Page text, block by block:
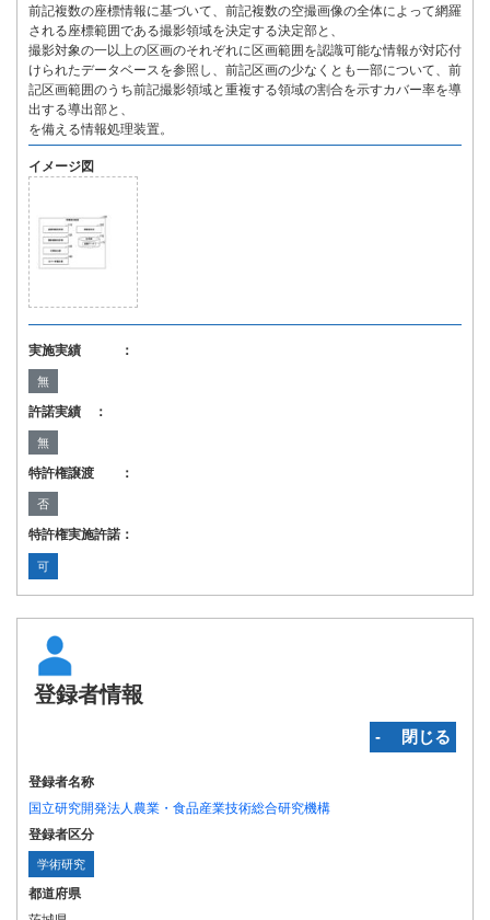
前記複数の座標情報に基づいて、前記複数の空撮画像の全体によって網羅
される座標範囲である撮影領域を決定する決定部と、
撮影対象の一以上の区画のそれぞれに区画範囲を認識可能な情報が対応付
けられたデータベースを参照し、前記区画の少なくとも一部について、前
記区画範囲のうち前記撮影領域と重複する領域の割合を示すカバー率を導
出する導出部と、
を備える情報処理装置。
イメージ図
実施実績 ：
無
許諾実績 ：
無
特許権譲渡 ：
否
特許権実施許諾：
可
登録者情報
‐ 閉じる
登録者名称
国立研究開発法人農業・食品産業技術総合研究機構
登録者区分
学術研究
都道府県